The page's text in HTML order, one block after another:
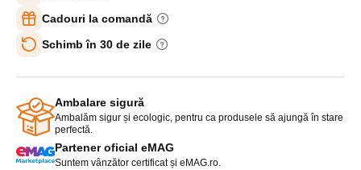
Cadouri la comandă
Schimb în 30 de zile
Ambalare sigură
Ambalăm sigur și ecologic, pentru ca produsele să ajungă în stare
perfectă.
Partener oficial eMAG
Suntem vânzător certificat și eMAG.ro.